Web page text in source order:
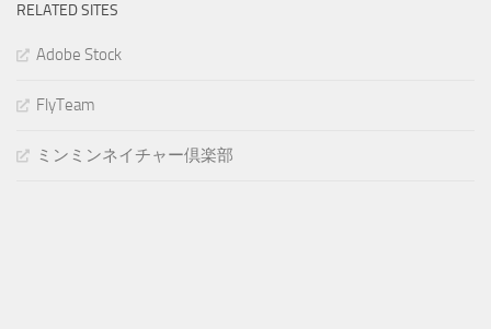
RELATED SITES
Adobe Stock
FlyTeam
ミンミンネイチャー倶楽部